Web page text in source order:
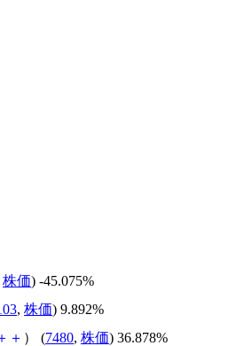
株価) -45.075%
, 株価) 9.892%
＋ ） (7480, 株価) 36.878%